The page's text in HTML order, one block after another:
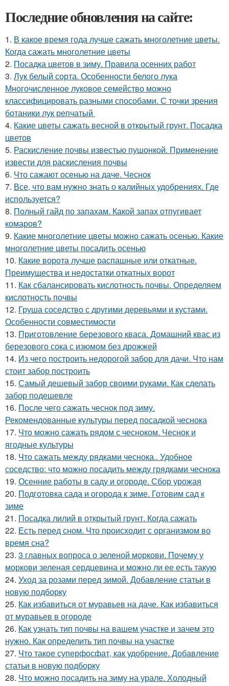
Последние обновления на сайте:
1. В какое время года лучше сажать многолетние цветы.
Когда сажать многолетние цветы
2. Посадка цветов в зиму. Правила осенних работ
3. Лук белый сорта. Особенности белого лука
Многочисленное луковое семейство можно
классифицировать разными способами. С точки зрения
ботаники лук репчатый
4. Какие цветы сажать весной в открытый грунт. Посадка
цветов
5. Раскисление почвы известью пушонкой. Применение
извести для раскисления почвы
6. Что сажают осенью на даче. Чеснок
7. Все, что вам нужно знать о калийных удобрениях. Где
используется?
8. Полный гайд по запахам. Какой запах отпугивает
комаров?
9. Какие многолетние цветы можно сажать осенью. Какие
многолетние цветы посадить осенью
10. Какие ворота лучше распашные или откатные.
Преимущества и недостатки откатных ворот
11. Как сбалансировать кислотность почвы. Определяем
кислотность почвы
12. Груша соседство с другими деревьями и кустами.
Особенности совместимости
13. Приготовление березового кваса. Домашний квас из
березового сока с изюмом без дрожжей
14. Из чего построить недорогой забор для дачи. Что нам
стоит забор построить
15. Самый дешевый забор своими руками. Как сделать
забор подешевле
16. После чего сажать чеснок под зиму.
Рекомендованные культуры перед посадкой чеснока
17. Что можно сажать рядом с чесноком. Чеснок и
ягодные культуры
18. Что сажать между рядками чеснока.. Удобное
соседство: что можно посадить между грядками чеснока
19. Осенние работы в саду и огороде. Сбор урожая
20. Подготовка сада и огорода к зиме. Готовим сад к
зиме
21. Посадка лилий в открытый грунт. Когда сажать
22. Есть перед сном. Что происходит с организмом во
время сна?
23. 3 главных вопроса о зеленой моркови. Почему у
моркови зеленая сердцевина и можно ли ее есть такую
24. Уход за розами перед зимой. Добавление статьи в
новую подборку
25. Как избавиться от муравьев на даче. Как избавиться
от муравьев в огороде
26. Как узнать тип почвы на вашем участке и зачем это
нужно. Как определить тип почвы на участке
27. Что такое суперфосфат, как удобрение. Добавление
статьи в новую подборку
28. Что можно посадить на зиму на урале. Холодный